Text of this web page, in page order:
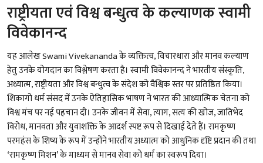
स्वतंत्रता सेनानी
साहित्य समाचार
होम
कहानी
कविता
राष्ट्रीयता एवं विश्व बन्धुत्व के कल्याणक स्वामी
विवेकानन्द
यह आलेख Swami Vivekananda के व्यक्तित्व, विचारधारा और मानव कल्याण
हेतु उनके योगदान का विश्लेषण करता है। स्वामी विवेकानन्द ने भारतीय संस्कृति,
अध्यात्म, राष्ट्रीयता और विश्व बन्धुत्व के संदेश को वैश्विक स्तर पर प्रतिष्ठित किया।
शिकागो धर्म संसद में उनके ऐतिहासिक भाषण ने भारत की आध्यात्मिक चेतना को
विश्व मंच पर नई पहचान दी। उनके जीवन में सेवा, त्याग, सत्य की खोज, जातिभेद
विरोध, मानवता और युवाशक्ति के आदर्श स्पष्ट रूप से दिखाई देते हैं। रामकृष्ण
परमहंस के शिष्य के रूप में उन्होंने भारतीय अध्यात्म को आधुनिक दृष्टि प्रदान की तथा
‘रामकृष्ण मिशन’ के माध्यम से मानव सेवा को धर्म का स्वरूप दिया।